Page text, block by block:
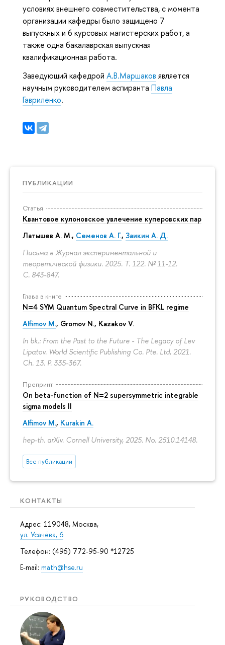
ПУБЛИКАЦИИ
Статья
Квантовое кулоновское увлечение куперовских пар
Латышев А. М., Семенов А. Г., Заикин А. Д.
Письма в Журнал экспериментальной и
теоретической физики. 2025. Т. 122. № 11-12.
С. 843-847.
Глава в книге
N=4 SYM Quantum Spectral Curve in BFKL regime
Alfimov M., Gromov N., Kazakov V.
In bk.: From the Past to the Future - The Legacy of Lev
Lipatov. World Scientific Publishing Co. Pte. Ltd, 2021.
Ch. 13. P. 335-367.
Препринт
On beta-function of N=2 supersymmetric integrable
sigma models II
Alfimov M., Kurakin A.
hep-th. arXiv. Cornell University, 2025. No. 2510.14148.
Все публикации
КОНТАКТЫ
Адрес: 119048, Москва,
ул. Усачёва, 6
Телефон: (495) 772-95-90 *12725
E-mail: math@hse.ru
РУКОВОДСТВО
условиях внешнего совместительства, с момента
организации кафедры было защищено 7
выпускных и 6 курсовых магистерских работ, а
также одна бакалаврская выпускная
квалификационная работа.
Заведующий кафедрой А.В.Маршаков является
научным руководителем аспиранта Павла
Гавриленко.